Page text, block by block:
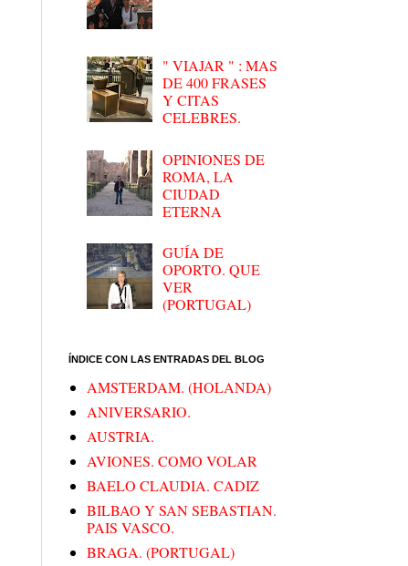
" VIAJAR " : MAS
DE 400 FRASES
Y CITAS
CELEBRES.
OPINIONES DE
ROMA, LA
CIUDAD
ETERNA
GUÍA DE
OPORTO. QUE
VER
(PORTUGAL)
ÍNDICE CON LAS ENTRADAS DEL BLOG
AMSTERDAM. (HOLANDA)
ANIVERSARIO.
AUSTRIA.
AVIONES. COMO VOLAR
BAELO CLAUDIA. CADIZ
BILBAO Y SAN SEBASTIAN.
PAIS VASCO.
BRAGA. (PORTUGAL)